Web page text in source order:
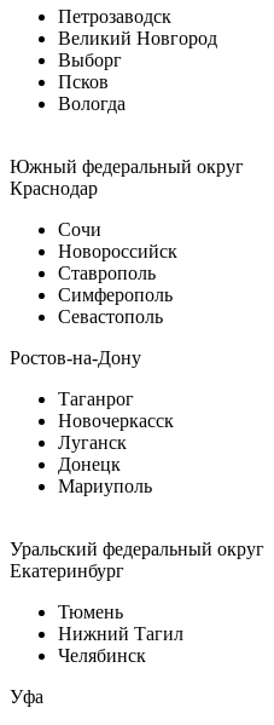
Петрозаводск
Великий Новгород
Выборг
Псков
Вологда
Южный федеральный округ
Краснодар
Сочи
Новороссийск
Ставрополь
Симферополь
Севастополь
Ростов-на-Дону
Таганрог
Новочеркасск
Луганск
Донецк
Мариуполь
Уральский федеральный округ
Екатеринбург
Тюмень
Нижний Тагил
Челябинск
Уфа